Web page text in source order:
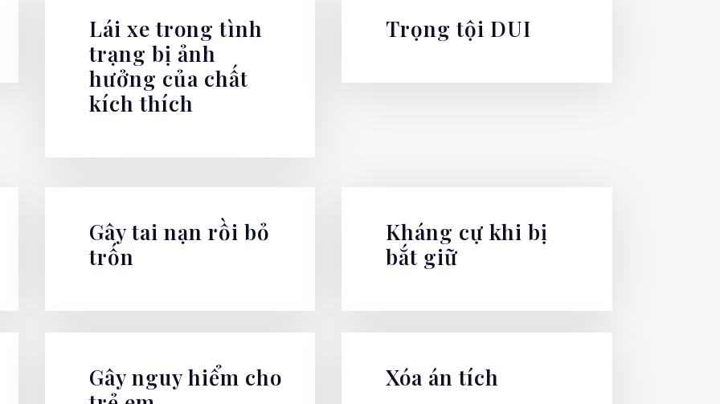
Lái xe trong tình
trạng bị ảnh
hưởng của chất
kích thích
Trọng tội DUI
Gây tai nạn rồi bỏ
trốn
Kháng cự khi bị
bắt giữ
Gây nguy hiểm cho
Xóa án tích